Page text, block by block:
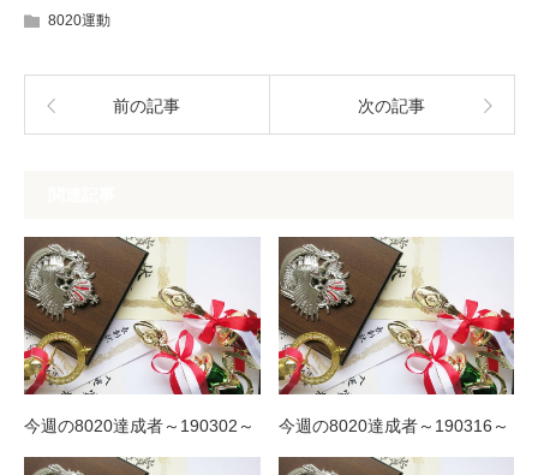
8020運動
前の記事 次の記事
今週の8020達成者～190302～ 今週の8020達成者～190316～